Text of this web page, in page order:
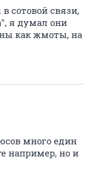
сотовой связи,
я думал они
как жмоты, на
много един
например, но и